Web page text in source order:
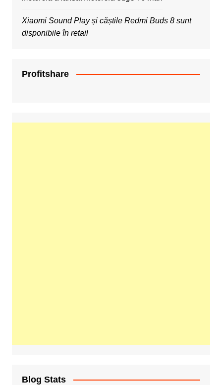
Xiaomi Sound Play și căștile Redmi Buds 8 sunt
disponibile în retail
Profitshare
Blog Stats